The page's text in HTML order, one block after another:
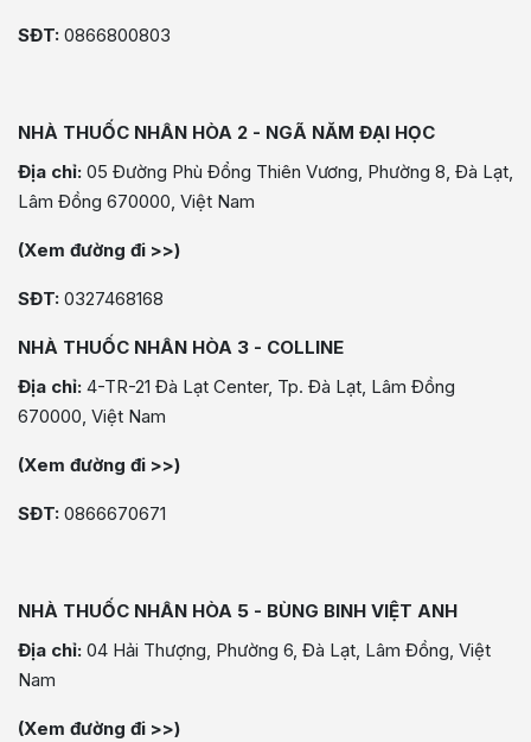
SĐT: 0866800803
NHÀ THUỐC NHÂN HÒA 2 - NGÃ NĂM ĐẠI HỌC
Địa chỉ: 05 Đường Phù Đổng Thiên Vương, Phường 8, Đà Lạt,
Lâm Đồng 670000, Việt Nam
(Xem đường đi >>)
SĐT: 0327468168
NHÀ THUỐC NHÂN HÒA 3 - COLLINE
Địa chỉ: 4-TR-21 Đà Lạt Center, Tp. Đà Lạt, Lâm Đồng
670000, Việt Nam
(Xem đường đi >>)
SĐT: 0866670671
NHÀ THUỐC NHÂN HÒA 5 - BÙNG BINH VIỆT ANH
Địa chỉ: 04 Hải Thượng, Phường 6, Đà Lạt, Lâm Đồng, Việt
Nam
(Xem đường đi >>)